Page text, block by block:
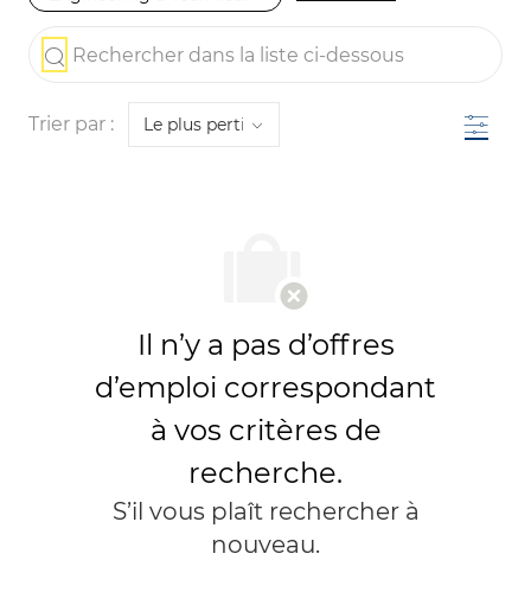
the results are updated
Rechercher dans la liste ci-dessous
Trier par : Filtre
Il n’y a pas d’offres
d’emploi correspondant
à vos critères de
recherche.
S’il vous plaît rechercher à
nouveau.